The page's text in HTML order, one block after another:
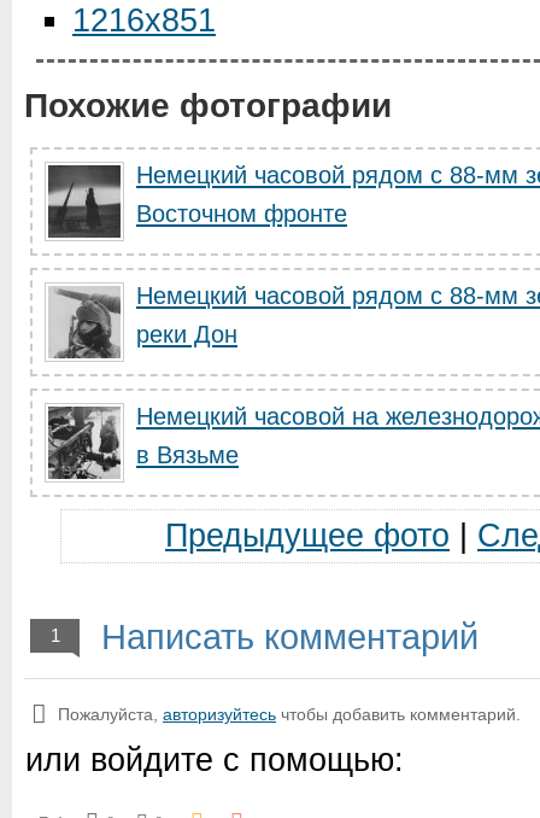
1216x851
Похожие фотографии
Немецкий часовой рядом с 88-мм
Восточном фронте
Немецкий часовой рядом с 88-мм
реки Дон
Немецкий часовой на
в Вязьме
Предыдущее фото
1 Написать комментарий
Пожалуйста, авторизуйтесь чтобы добавить комментарий.
или войдите с помощью: